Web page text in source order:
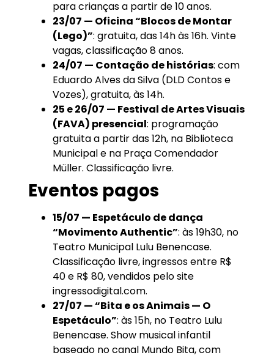
para crianças a partir de 10 anos.
23/07 — Oficina “Blocos de Montar
(Lego)”: gratuita, das 14h às 16h. Vinte
vagas, classificação 8 anos.
24/07 — Contação de histórias: com
Eduardo Alves da Silva (DLD Contos e
Vozes), gratuita, às 14h.
25 e 26/07 — Festival de Artes Visuais
(FAVA) presencial: programação
gratuita a partir das 12h, na Biblioteca
Municipal e na Praça Comendador
Müller. Classificação livre.
Eventos pagos
15/07 — Espetáculo de dança
“Movimento Authentic”: às 19h30, no
Teatro Municipal Lulu Benencase.
Classificação livre, ingressos entre R$
40 e R$ 80, vendidos pelo site
ingressodigital.com.
27/07 — “Bita e os Animais — O
Espetáculo”: às 15h, no Teatro Lulu
Benencase. Show musical infantil
baseado no canal Mundo Bita, com